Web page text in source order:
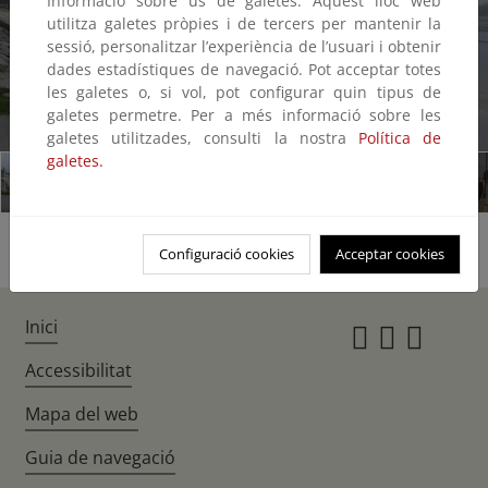
1/11
utilitza galetes pròpies i de tercers per mantenir la
sessió, personalitzar l’experiència de l’usuari i obtenir
dades estadístiques de navegació. Pot acceptar totes
les galetes o, si vol, pot configurar quin tipus de
galetes permetre. Per a més informació sobre les
galetes utilitzades, consulti la nostra Política de
galetes.
Configuració cookies Acceptar cookies
Inici
Accessibilitat
Mapa del web
Guia de navegació